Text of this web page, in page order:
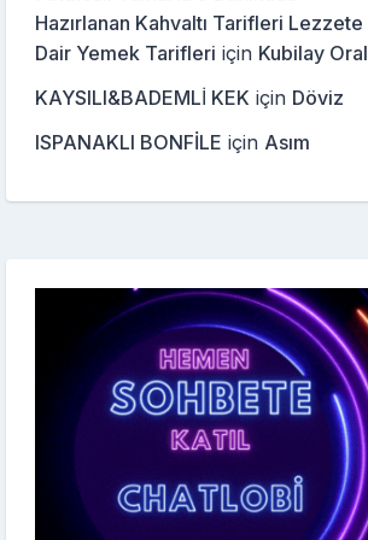
Hazırlanan Kahvaltı Tarifleri Lezzete
Dair Yemek Tarifleri için Kubilay Oral
KAYSILI&BADEMLİ KEK için Döviz
ISPANAKLI BONFİLE için Asım